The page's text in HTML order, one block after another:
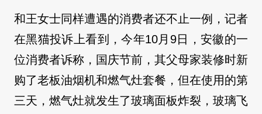
和王女士同样遭遇的消费者还不止一例，记者
在黑猫投诉上看到，今年10月9日，安徽的一
位消费者诉称，国庆节前，其父母家装修时新
购了老板油烟机和燃气灶套餐，但在使用的第
三天，燃气灶就发生了玻璃面板炸裂，玻璃飞